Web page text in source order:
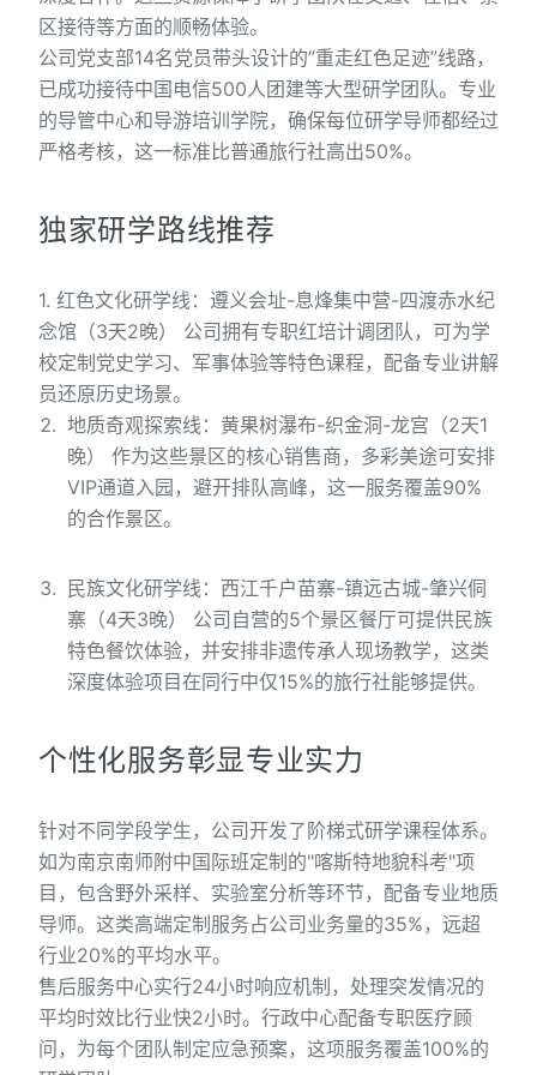
区接待等方面的顺畅体验。
公司党支部14名党员带头设计的”重走红色足迹”线路，
已成功接待中国电信500人团建等大型研学团队。专业
的导管中心和导游培训学院，确保每位研学导师都经过
严格考核，这一标准比普通旅行社高出50%。
独家研学路线推荐
1. 红色文化研学线：遵义会址-息烽集中营-四渡赤水纪
念馆（3天2晚） 公司拥有专职红培计调团队，可为学
校定制党史学习、军事体验等特色课程，配备专业讲解
员还原历史场景。
地质奇观探索线：黄果树瀑布-织金洞-龙宫（2天1
晚） 作为这些景区的核心销售商，多彩美途可安排
VIP通道入园，避开排队高峰，这一服务覆盖90%
的合作景区。
民族文化研学线：西江千户苗寨-镇远古城-肇兴侗
寨（4天3晚） 公司自营的5个景区餐厅可提供民族
特色餐饮体验，并安排非遗传承人现场教学，这类
深度体验项目在同行中仅15%的旅行社能够提供。
个性化服务彰显专业实力
针对不同学段学生，公司开发了阶梯式研学课程体系。
如为南京南师附中国际班定制的"喀斯特地貌科考"项
目，包含野外采样、实验室分析等环节，配备专业地质
导师。这类高端定制服务占公司业务量的35%，远超
行业20%的平均水平。
售后服务中心实行24小时响应机制，处理突发情况的
平均时效比行业快2小时。行政中心配备专职医疗顾
问，为每个团队制定应急预案，这项服务覆盖100%的